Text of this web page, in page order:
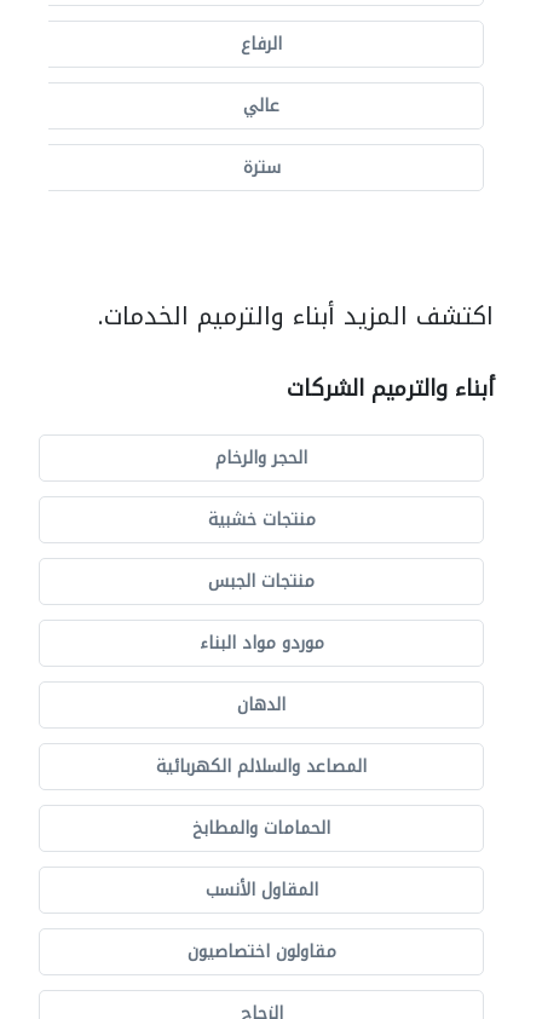
الرفاع
عالي
سترة
اكتشف المزيد أبناء والترميم الخدمات.
أبناء والترميم الشركات
الحجر والرخام
منتجات خشبية
منتجات الجبس
موردو مواد البناء
الدهان
المصاعد والسلالم الكهربائية
الحمامات والمطابخ
المقاول الأنسب
مقاولون اختصاصيون